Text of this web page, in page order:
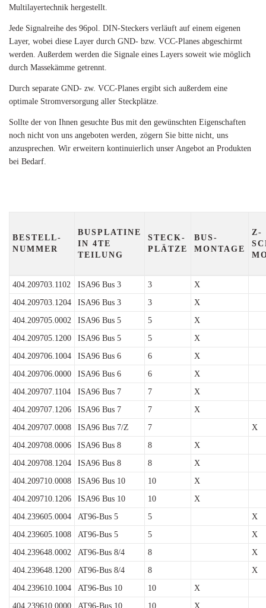
Multilayertechnik hergestellt.
Jede Signalreihe des 96pol. DIN-Steckers verläuft auf einem eigenen
Layer, wobei diese Layer durch GND- bzw. VCC-Planes abgeschirmt
werden. Außerdem werden die Signale eines Layers soweit wie möglich
durch Massekämme getrennt.
Durch separate GND- zw. VCC-Planes ergibt sich außerdem eine
optimale Stromversorgung aller Steckplätze.
Sollte der von Ihnen gesuchte Bus mit den gewünschten Eigenschaften
noch nicht von uns angeboten werden, zögern Sie bitte nicht, uns
anzusprechen. Wir erweitern kontinuierlich unser Angebot an Produkten
bei Bedarf.
BESTELL-
NUMMER
BUSPLATINE
IN 4TE
TEILUNG
STECK-
PLÄTZE
BUS-
MONTAGE
Z-
404.209703.1102 ISA96 Bus 3 3
X
404.209703.1204
ISA96 Bus 3 3
X
404.209705.0002
ISA96 Bus 5 5
X
404.209705.1200
ISA96 Bus 5 5
X
404.209706.1004
ISA96 Bus 6 6
X
404.209706.0000
ISA96 Bus 6 6
X
404.209707.1104
ISA96 Bus 7 7
X
404.209707.1206
ISA96 Bus 7 7
X
404.209707.0008
ISA96 Bus 7/Z 7
X
404.209708.0006
ISA96 Bus 8 8
X
404.209708.1204
ISA96 Bus 8 8
X
404.209710.0008
ISA96 Bus 10 10
X
404.209710.1206
ISA96 Bus 10 10
X
404.239605.0004
AT96-Bus 5 5
X
404.239605.1008
AT96-Bus 5 5
X
404.239648.0002
AT96-Bus 8/4 8
X
404.239648.1200
AT96-Bus 8/4 8
X
404.239610.1004
AT96-Bus 10 10
X
404.239610.0000
AT96-Bus 10 10 X